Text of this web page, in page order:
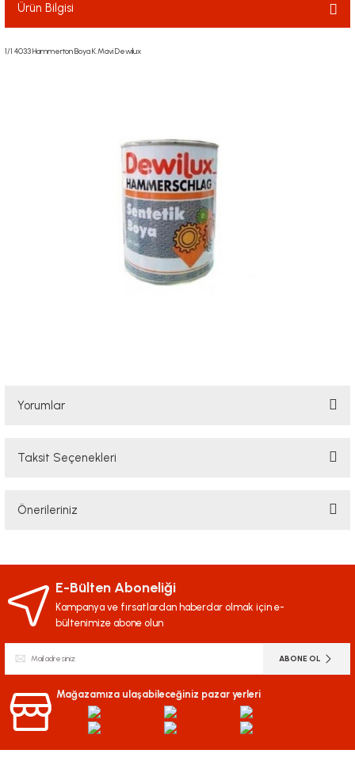
Ürün Bilgisi
1/1 4033 Hammerton Boya K.Mavi Dewilux
Yorumlar
Taksit Seçenekleri
Önerileriniz
iletebilirsiniz.
Görüş ve önerileriniz için teşekkür ederiz.
Ürün açıklamasında eksik bilgiler bulunuyor.
Ürün fiyatı diğer sitelerden daha pahalı.
Bu ürüne benzer farklı alternatifler olmalı.
E-Bülten Aboneliği
Kampanya ve fırsatlardan haberdar olmak için e-
bültenimize abone olun
ABONE OL
Mağazamıza ulaşabileceğiniz pazar yerleri